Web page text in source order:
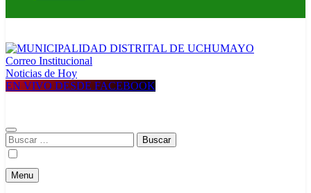
MUNICIPALIDAD DISTRITAL DE UCHUMAYO
Construyendo una nueva Historia
Correo Institucional
Noticias de Hoy
EN VIVO DESDE FACEBOOK
Buscar:
Menu